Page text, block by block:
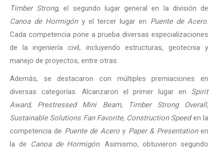
Timber Strong, el segundo lugar general en la división de
Canoa de Hormigóny el tercer lugar en Puente de Acero.
Cada competencia pone a prueba diversas especializaciones
de la ingeniería civil, incluyendo estructuras, geotecnia y
manejo de proyectos, entre otras.
Además, se destacaron con múltiples premiaciones en
diversas categorías. Alcanzaron el primer lugar en Spirit
Award, Prestressed Mini Beam, Timber Strong Overall,
Sustainable Solutions Fan Favorite, Construction Speeden la
competencia de Puente de Aceroy Paper & Presentationen
la de
Canoa de Hormigón. Asimismo, obtuvieron segundo